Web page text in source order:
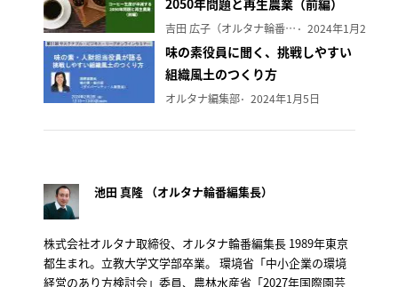
2050年問題と再生農業（前編）
吉田 広子（オルタナ輪番編集長） 2024年1月29日
味の素役員に聞く、挑戦しやすい
組織風土のつくり方
オルタナ編集部 2024年1月5日
池田 真隆 （オルタナ輪番編集長）
株式会社オルタナ取締役、オルタナ輪番編集長 1989年東京
都生まれ。立教大学文学部卒業。 環境省「中小企業の環境
経営のあり方検討会」委員、農林水産省「2027年国際園芸